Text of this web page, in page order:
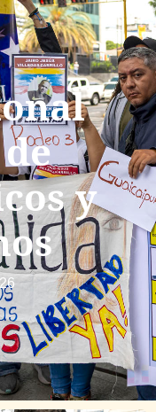
y